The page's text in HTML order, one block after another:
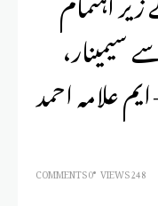
سیمینار،
علامہ احمد
248 VIEWS
0 COMMENTS